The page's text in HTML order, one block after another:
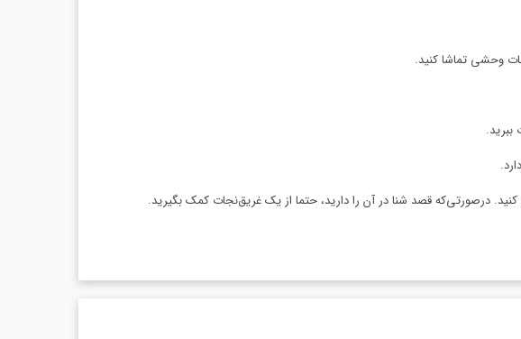
وحشی تماشا کنید.
درصورتی‌که قصد شنا در آن را دارید، حتما از یک غریق‌نجات کمک بگیرید.